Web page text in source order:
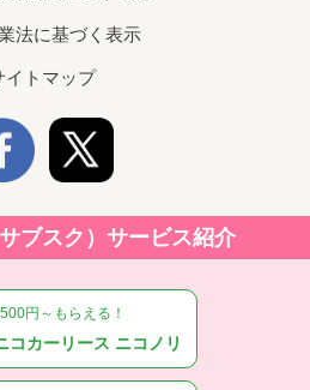
法に基づく表示
イトマップ
ブスク）サービス紹介
円～もらえる！
コカーリース ニコノリ